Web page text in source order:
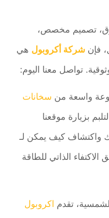
تصميم مخصص،
شركة أكروبولهي
تواصل معنا اليوم:
واسعة منسخانات
بزيارة موقعنا
واكتشاف كيف يمكن لـ
الذاتي للطاقة
تقدماكروبول